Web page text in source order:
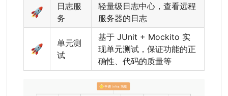
🚀
日志服
务
轻量级日志中心，查看远程
服务器的日志
🚀
单元测
试
基于 JUnit + Mockito 实
现单元测试，保证功能的正
确性、代码的质量等